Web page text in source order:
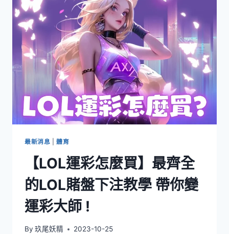
最新消息 |體育
【LOL運彩怎麼買】最齊全
的LOL賭盤下注教學 帶你變
運彩大師 !
By 玖尾妖精 2023-10-25